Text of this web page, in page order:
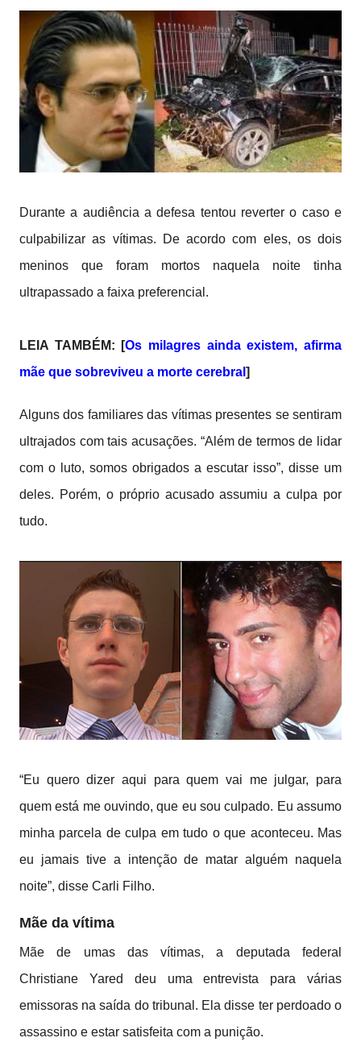
Durante a audiência a defesa tentou reverter o caso e
culpabilizar as vítimas. De acordo com eles, os dois
meninos que foram mortos naquela noite tinha
ultrapassado a faixa preferencial.
LEIA TAMBÉM: [Os milagres ainda existem, afirma
mãe que sobreviveu a morte cerebral ]
Alguns dos familiares das vítimas presentes se sentiram
ultrajados com tais acusações. “Além de termos de lidar
com o luto, somos obrigados a escutar isso”, disse um
deles. Porém, o próprio acusado assumiu a culpa por
tudo.
“Eu quero dizer aqui para quem vai me julgar, para
quem está me ouvindo, que eu sou culpado. Eu assumo
minha parcela de culpa em tudo o que aconteceu. Mas
eu jamais tive a intenção de matar alguém naquela
noite”, disse Carli Filho.
Mãe da vítima
Mãe de umas das vítimas, a deputada federal
Christiane Yared deu uma entrevista para várias
emissoras na saída do tribunal. Ela disse ter perdoado o
assassino e estar satisfeita com a punição.